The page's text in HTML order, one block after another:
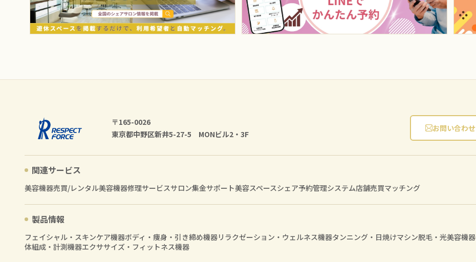
〒165-0026
東京都中野区新井5-27-5 MONビル2・3F
お問い合わせ
関連サービス
美容機器売買/レンタル美容機器修理サービスサロン集金サポート美容スペースシェア予約管理システム店舗売買マッチング
製品情報
フェイシャル・スキンケア機器ボディ・痩身・引き締め機器リラクゼーション・ウェルネス機器タンニング・日焼けマシン脱毛・光美容機器
体組成・計測機器エクササイズ・フィットネス機器